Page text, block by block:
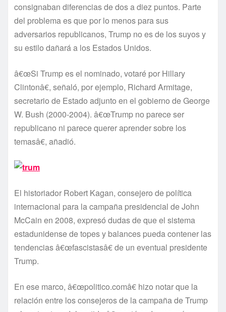
consignaban diferencias de dos a diez puntos. Parte
del problema es que por lo menos para sus
adversarios republicanos, Trump no es de los suyos y
su estilo dañará a los Estados Unidos.
â€œSi Trump es el nominado, votaré por Hillary
Clintonâ€, señaló, por ejemplo, Richard Armitage,
secretario de Estado adjunto en el gobierno de George
W. Bush (2000-2004). â€œTrump no parece ser
republicano ni parece querer aprender sobre los
temasâ€, añadió.
El historiador Robert Kagan, consejero de polí­tica
internacional para la campaña presidencial de John
McCain en 2008, expresó dudas de que el sistema
estadunidense de topes y balances pueda contener las
tendencias â€œfascistasâ€ de un eventual presidente
Trump.
En ese marco, â€œpolitico.comâ€ hizo notar que la
relación entre los consejeros de la campaña de Trump